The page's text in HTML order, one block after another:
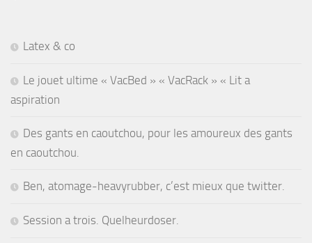
Latex & co
Le jouet ultime « VacBed » « VacRack » « Lit a
aspiration
Des gants en caoutchou, pour les amoureux des gants
en caoutchou.
Ben, atomage-heavyrubber, c’est mieux que twitter.
Session a trois. Quelheurdoser.